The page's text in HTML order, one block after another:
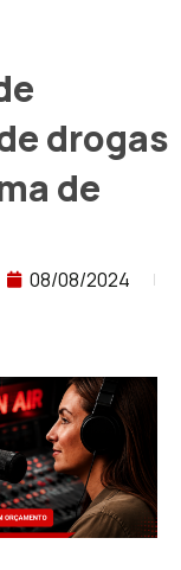
drogas
de
08/08/2024